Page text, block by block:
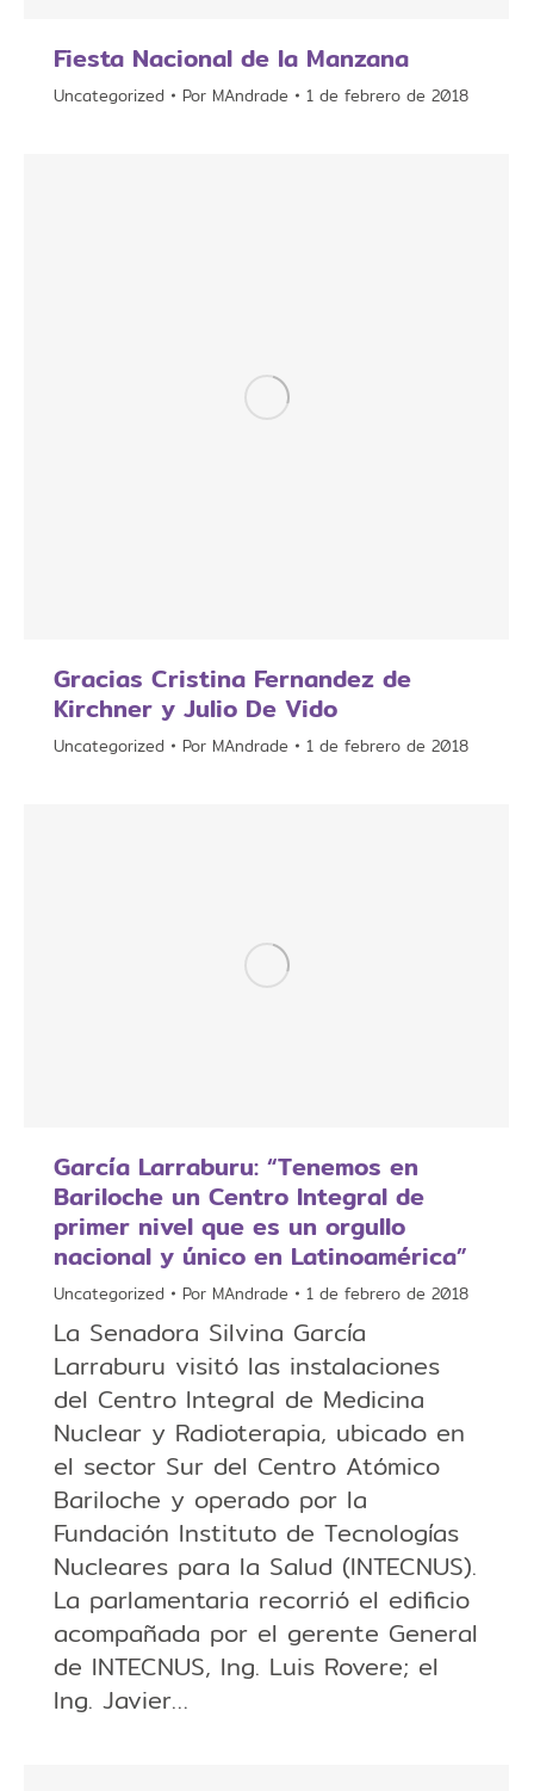
Fiesta Nacional de la Manzana
Uncategorized Por MAndrade 1 de febrero de 2018
Gracias Cristina Fernandez de
Kirchner y Julio De Vido
Uncategorized Por MAndrade 1 de febrero de 2018
García Larraburu: “Tenemos en
Bariloche un Centro Integral de
primer nivel que es un orgullo
nacional y único en Latinoamérica”
Uncategorized Por MAndrade 1 de febrero de 2018
La Senadora Silvina García
Larraburu visitó las instalaciones
del Centro Integral de Medicina
Nuclear y Radioterapia, ubicado en
el sector Sur del Centro Atómico
Bariloche y operado por la
Fundación Instituto de Tecnologías
Nucleares para la Salud (INTECNUS).
La parlamentaria recorrió el edificio
acompañada por el gerente General
de INTECNUS, Ing. Luis Rovere; el
Ing. Javier…